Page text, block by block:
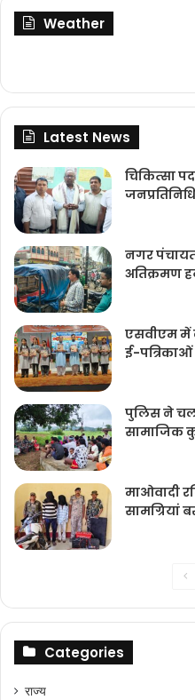
Weather
Latest News
चिकित्‍सा
नगर
अतिक्रमण
एसवीएम में
ई-
पुलिस ने
सामाजिक
माओवादी
सामग्रियां
Categories
राज्‍य